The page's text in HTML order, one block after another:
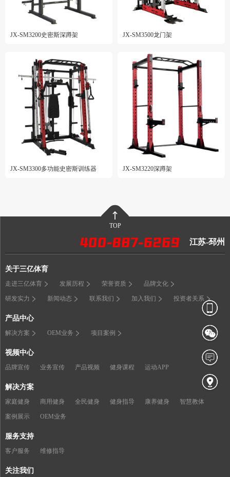
JX-SM3200史密斯深蹲架 JX-SM3500龙门架
JX-SM3300多功能史密斯训练器 JX-SM3220深蹲架
TOP
江苏-邳州
关于三亿体育
走进三亿体育 发展历程 荣誉资质 品牌文化
研发实力 新闻动态 联系我们 加入我们 投资者关系
产品中心
解决方案 OEM业务 项目案例
视频中心
品牌宣传 业务宣传 产品视频 健身课程 运动APP
解决方案
家庭健身 商用健身 全民健身 健身指导 康养健身 智慧教体
案例展示 OEM业务
服务支持
客户服务 维修指导
关注我们